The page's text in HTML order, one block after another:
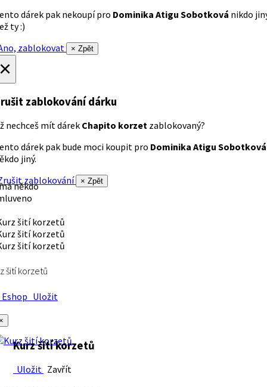
dárek pak nekoupí pro Dominika Atigu Sobotková nikdo
ty :)
zablokovat
× Zpět
zablokování dárku
nechceš mít dárek Chapito korzet zablokovaný?
dárek pak bude moci koupit pro Dominika Atigu Sobotková
jiný.
zablokování
× Zpět
někdo
šití korzetů
Uložit
Kurz šití korzetů
Uložit Zavřít